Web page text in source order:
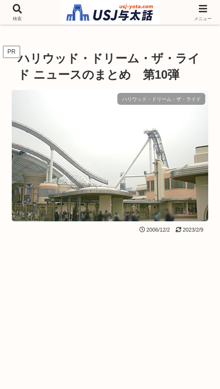
チケットやシーズンイベント ニンテンドーワールド アトラクションなどユニ
バを歩いて情報収集しています
PR ハリウッド・ドリーム・ザ・ライ
ド ニュースのまとめ 第10弾
ハリウッド・ドリーム・ザ・ライド
2006/12/2 2023/2/9
検索 メニュー